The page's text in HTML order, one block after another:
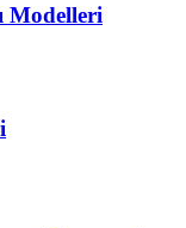
Modelleri